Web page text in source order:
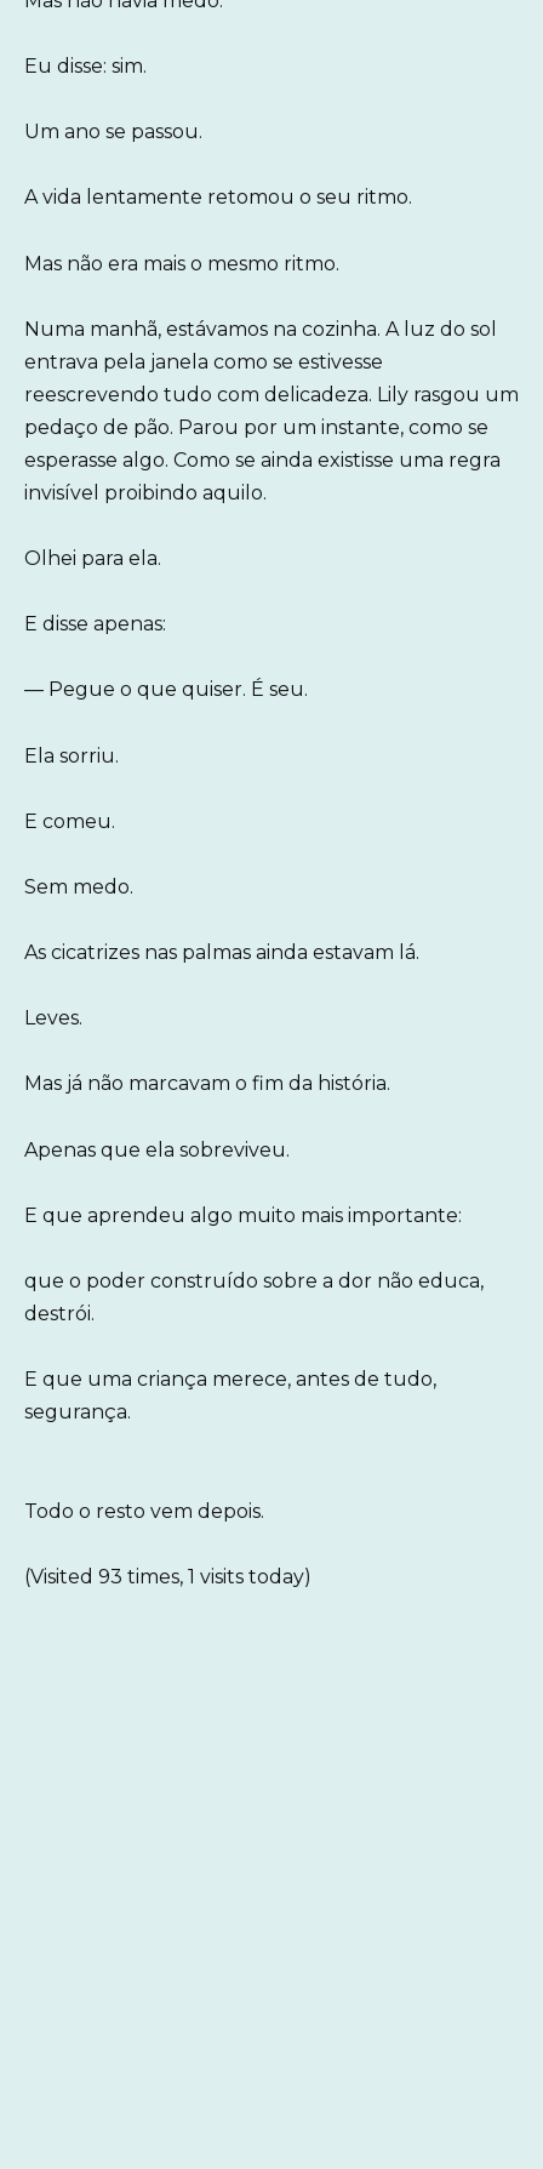
Eu disse: sim.
Um ano se passou.
A vida lentamente retomou o seu ritmo.
Mas não era mais o mesmo ritmo.
Numa manhã, estávamos na cozinha. A luz do sol
entrava pela janela como se estivesse
reescrevendo tudo com delicadeza. Lily rasgou um
pedaço de pão. Parou por um instante, como se
esperasse algo. Como se ainda existisse uma regra
invisível proibindo aquilo.
Olhei para ela.
E disse apenas:
— Pegue o que quiser. É seu.
Ela sorriu.
E comeu.
Sem medo.
As cicatrizes nas palmas ainda estavam lá.
Leves.
Mas já não marcavam o fim da história.
Apenas que ela sobreviveu.
E que aprendeu algo muito mais importante:
que o poder construído sobre a dor não educa,
destrói.
E que uma criança merece, antes de tudo,
segurança.
Todo o resto vem depois.
(Visited 93 times, 1 visits today)